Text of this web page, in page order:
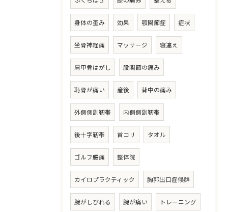
身体の歪み 効果 顎関節症 症状
坐骨神経痛 マッサージ 寝違え
肩甲骨はがし 股関節の痛み
恥骨が痛い 産後 背中の痛み
外側側副靭帯 内側側副靭帯
後十字靭帯 首コリ タオル
ゴルフ腰痛 整体院
カイロプラクティック 胸郭出口症候群
腕がしびれる 腕が痛い トレーニング